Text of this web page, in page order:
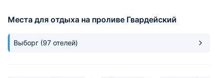
помочь по любому вопросу.
душевным и расслабляющим,
рекомендую.
Обязательно
Места для отдыха на проливе Гвардейский
Выборг (97 отелей)